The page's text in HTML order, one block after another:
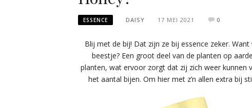
ESSENCE DAISY 17 MEI 2021 0
Blij met de bij! Dat zijn ze bij essence zeker.
beestje? Een groot deel van de planten op
planten, wat ervoor zorgt dat zij zich weer kunnen
het aantal bijen. Om hier met z’n allen extra bij